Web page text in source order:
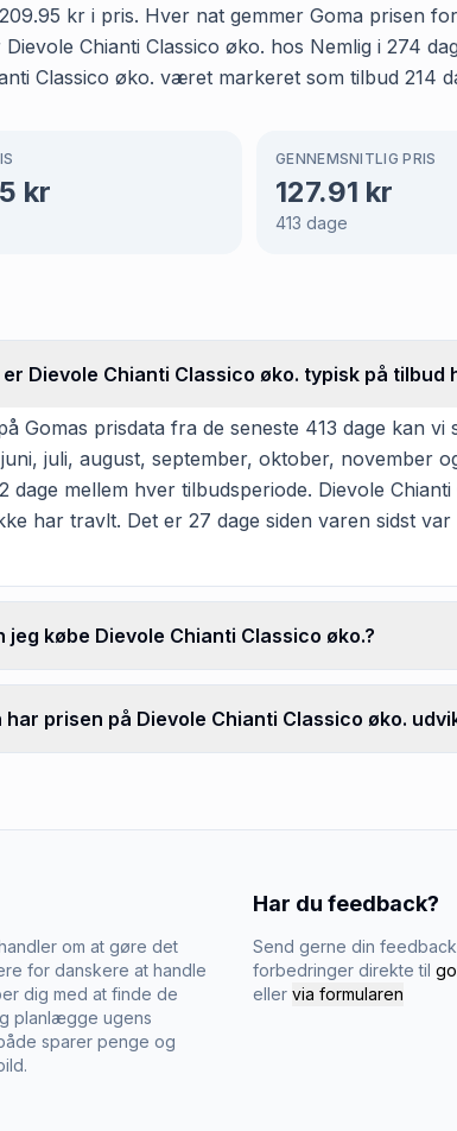
kr i pris. Hver nat gemmer Goma prisen
Chianti Classico øko. hos Nemlig i 274
Classico øko. været markeret som tilbud 214
kr
GENNEMSNITLIG PRIS
127.91 kr
413 dage
Dievole Chianti Classico øko. typisk på tilbud
Gomas prisdata fra de seneste 413 dage kan
juli, august, september, oktober, november
dage mellem hver tilbudsperiode. Dievole
har travlt. Det er 27 dage siden varen sidst
jeg købe Dievole Chianti Classico øko.?
har prisen på Dievole Chianti Classico øko.
om at gøre det
for danskere at handle
dig med at finde de
planlægge ugens
sparer penge og
Har du feedback?
Send gerne din
forbedringer direkte til
eller via formularen